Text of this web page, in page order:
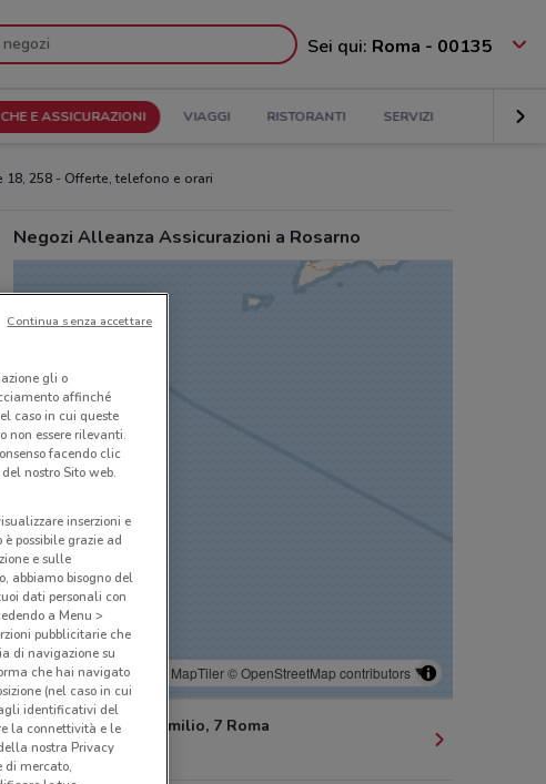
Sei qui: Roma - 00135
E ASSICURAZIONI VIAGGI RISTORANTI SERVIZI
18, 258 - Offerte, telefono e orari
Negozi Alleanza Assicurazioni a Rosarno
© MapTiler© OpenStreetMap contributors
Via Paolo Emilio, 7 Roma
2.9 km
gli o
affinché
caso in cui queste
non essere rilevanti.
facendo clic
nostro Sito web.
inserzioni e
possibile grazie ad
e sulle
abbiamo bisogno del
dati personali con
a Menu >
pubblicitarie che
di navigazione su
che hai navigato
(nel caso in cui
identificativi del
la connettività e le
nostra Privacy
di mercato,
Continua senza accettare